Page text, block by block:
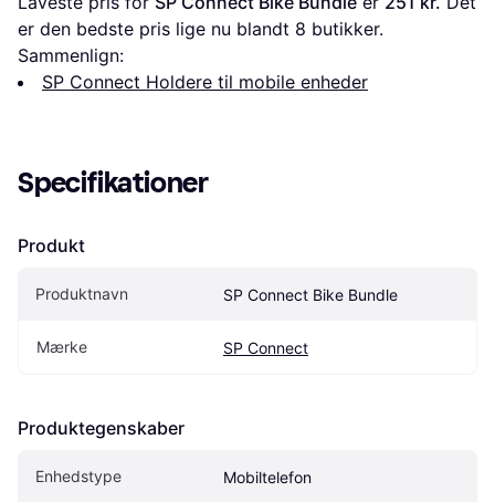
er den bedste pris lige nu blandt 8 butikker.
Sammenlign:
SP Connect Holdere til mobile enheder
Specifikationer
Produkt
Produktnavn SP Connect Bike Bundle
Mærke SP Connect
Produktegenskaber
Enhedstype Mobiltelefon